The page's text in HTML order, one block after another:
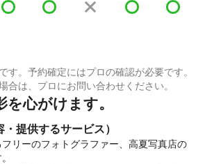
す。予約確定にはプロの確認が必要です。
合は、プロにお問い合わせください。
心がけます。
提供するサービス）
リーのフォトグラファー、高夏写真店の